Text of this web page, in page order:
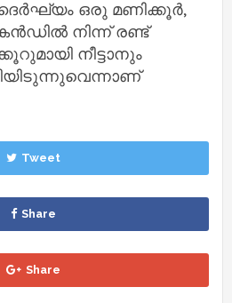
ഒരു മണിക്കൂർ,
നിന്ന് രണ്ട്
നീട്ടാനും
Tweet
Share
Share